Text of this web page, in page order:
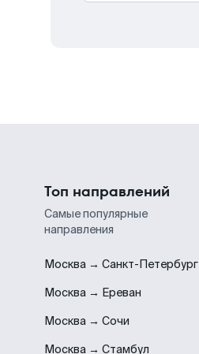
Топ направлений
Самые популярные
направления
Москва → Санкт-Петербург
Москва → Ереван
Москва → Сочи
Москва → Стамбул